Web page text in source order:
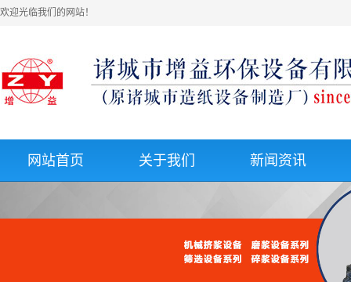
欢迎光临我们的网站！
网站首页 关于我们
发展历程
新闻资讯
技术资讯